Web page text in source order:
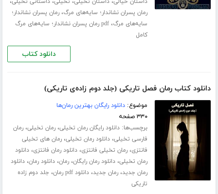
داستان خیالی داستان تخیلی تخیلی داستانی تخیلی
رمان پسران نشاندار؛ سایه‌های مرگ،رمان پسران نشاندار؛
سایه‌های مرگ،
pdf رمان پسران نشاندار؛ سایه‌های مرگ
کامل
دانلود کتاب
دانلود کتاب رمان فصل تاریکی (جلد دوم زاده‌ی تاریکی)
موضوع:دانلود رایگان بهترین رمان‌ها
۳۳۰ صفحه
برچسب‌ها:دانلود رایگان رمان تخیلی،رمان تخیلی،رمان
فارسی تخیلی،دانلود رمان تخیلی،رمان های تخیلی
فانتزی،رمان تخیلی فانتزی،دانلود رمان فانتزی،دانلود
رمان تخیلی،دانلود رمان رایگان،رمان،دانلود رمان،دانلود
رمان جدید،رمان جدید،دانلود pdf رمان ، جلد دوم زاده
تاریکی